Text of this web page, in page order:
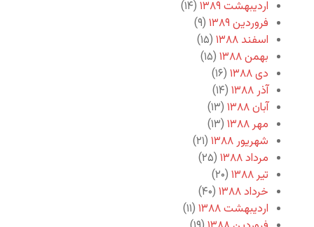
اردیبهشت ۱۳۸۹
(۱۴)
فروردین ۱۳۸۹
(۹)
اسفند ۱۳۸۸
(۱۵)
بهمن ۱۳۸۸
(۱۵)
دی ۱۳۸۸
(۱۶)
آذر ۱۳۸۸
(۱۴)
آبان ۱۳۸۸
(۱۳)
مهر ۱۳۸۸
(۱۳)
شهریور ۱۳۸۸
(۲۱)
مرداد ۱۳۸۸
(۲۵)
تیر ۱۳۸۸
(۲۰)
خرداد ۱۳۸۸
(۴۰)
اردیبهشت ۱۳۸۸
(۱۱)